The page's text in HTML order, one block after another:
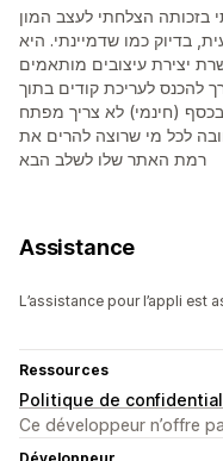
בזכותה הצלחתי לעצב המון
בדיוק כמו שדמיינתי. היא
יצירת עיצובים מותאמים
להכנס לעריכת קודים בתוך
(חינמי) לא צריך מפתח
לכל מי שרוצה להרים את
רמת האתר שלו לשלב הבא
Assistance
L’assistance pour l’appli est
Ressources
Politique de
Ce développeur n’offre